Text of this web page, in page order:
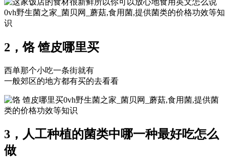
0vh野生菌之家_菌贝网_蘑菇,食用菌,提供菌类的价格功效等知
识
2，饹 馇皮哪里买
西单那个小吃一条街就有
一般郊区的地方都有买的去看看
0vh野生菌之家_菌贝网_蘑菇,食用菌,提供菌
类的价格功效等知识
3，人工种植的菌类中哪一种最好吃怎么
做